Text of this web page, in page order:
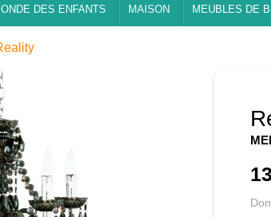
DES ENFANTS MAISON MEUBLES DE